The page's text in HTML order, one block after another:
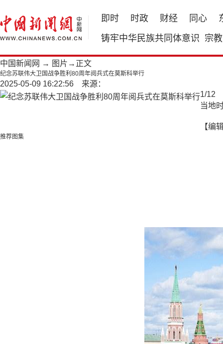
即时 时政 财经 同心
铸牢中华民族共同体意识 宗教
中国新闻网 → 图片 →正文
纪念苏联伟大卫国战争胜利80周年阅兵式在莫斯科举行
2025-05-09 16:22:56 来源：
1/12
当地
【编
推荐图集